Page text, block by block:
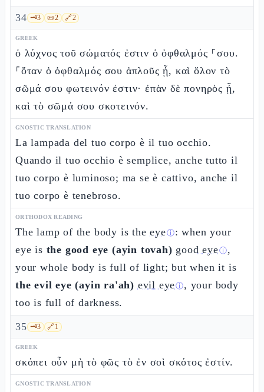
34 🗝️3 📜2 🔗2
GREEK
ὁ λύχνος τοῦ σώματός ἐστιν ὁ ὀφθαλμός ⸀σου.
⸀ὅταν ὁ ὀφθαλμός σου ἁπλοῦς ᾖ, καὶ ὅλον τὸ
σῶμά σου φωτεινόν ἐστιν· ἐπὰν δὲ πονηρὸς ᾖ,
καὶ τὸ σῶμά σου σκοτεινόν.
GNOSTIC TRANSLATION
La lampada del tuo corpo è il tuo occhio.
Quando il tuo occhio è semplice, anche tutto il
tuo corpo è luminoso; ma se è cattivo, anche il
tuo corpo è tenebroso.
ORTHODOX READING
The lamp of the body is theeyeⓘ: when your
eye is the good eye (ayin tovah) good eyeⓘ,
your whole body is full of light; but when it is
the evil eye (ayin ra'ah) evil eyeⓘ, your body
too is full of darkness.
35 🗝️3 🔗1
GREEK
σκόπει οὖν μὴ τὸ φῶς τὸ ἐν σοὶ σκότος ἐστίν.
GNOSTIC TRANSLATION